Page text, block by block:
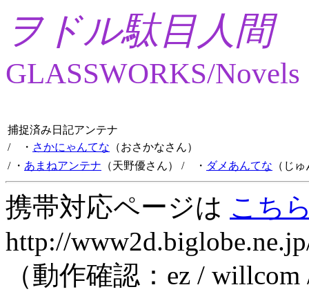
ヲドル駄目人間
GLASSWORKS/Novels
捕捉済み日記アンテナ
/ ・ さかにゃんてな （おさかなさん）
/ ・ あまねアンテナ （天野優さん） / ・ ダメあんてな （じ
携帯対応ページは こち
http://
（動作確認：ez /